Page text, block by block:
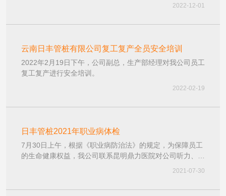
2022-12-01
云南日丰管桩有限公司复工复产全员安全培训
2022年2月19日下午，公司副总，生产部经理对我公司员工
复工复产进行安全培训。
2022-02-19
日丰管桩2021年职业病体检
7月30日上午，根据《职业病防治法》的规定，为保障员工
的生命健康权益，我公司联系昆明鼎力医院对公司听力、血
2021-07-30